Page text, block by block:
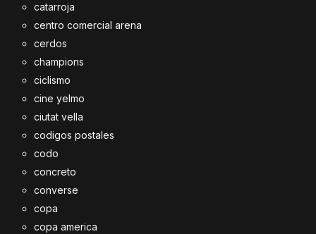
catarroja
centro comercial arena
cerdos
champions
ciclismo
cine yelmo
ciutat vella
codigos postales
codo
concreto
converse
copa
copa america